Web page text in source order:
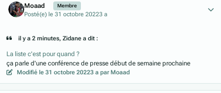
Moaad Membre
Posté(e) le 31 octobre 20223 a
il y a 2 minutes, Zidane a dit :
La liste c'est pour quand ?
ça parle d'une conférence de presse début de semaine prochaine
Modifiéle 31 octobre 20223 a par Moaad